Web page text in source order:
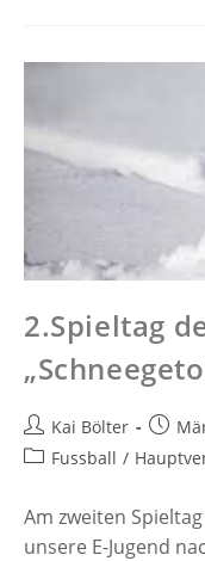
2.Spieltag
Kai Bölter
Fussball /
Am zweiten
unsere E-Jugend